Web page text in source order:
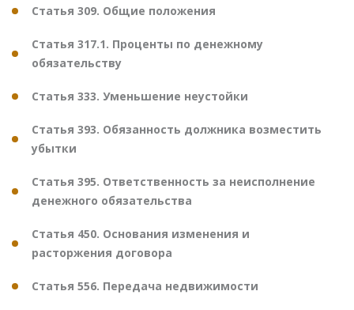
Статья 309. Общие положения
Статья 317.1. Проценты по денежному
обязательству
Статья 333. Уменьшение неустойки
Статья 393. Обязанность должника возместить
убытки
Статья 395. Ответственность за неисполнение
денежного обязательства
Статья 450. Основания изменения и
расторжения договора
Статья 556. Передача недвижимости